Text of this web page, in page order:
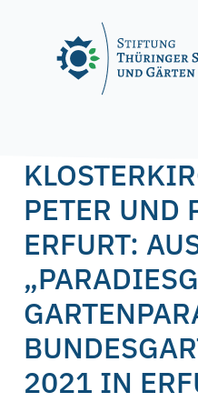
PETER UND
ERFURT:
2021 IN